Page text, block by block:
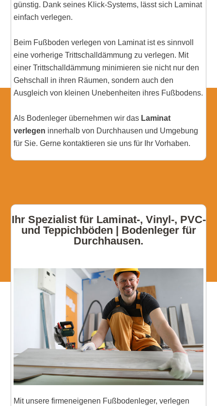
günstig. Dank seines Klick-Systems, lässt sich Laminat
einfach verlegen.
Beim Fußboden verlegen von Laminat ist es sinnvoll
eine vorherige Trittschalldämmung zu verlegen. Mit
einer Trittschalldämmung minimieren sie nicht nur den
Gehschall in ihren Räumen, sondern auch den
Ausgleich von kleinen Unebenheiten ihres Fußbodens.
Als Bodenleger übernehmen wir das Laminat
verlegen innerhalb von Durchhausen und Umgebung
für Sie. Gerne kontaktieren sie uns für Ihr Vorhaben.
Ihr Spezialist für Laminat-, Vinyl-, PVC-
und Teppichböden | Bodenleger für
Durchhausen.
Mit unsere firmeneigenen Fußbodenleger, verlegen